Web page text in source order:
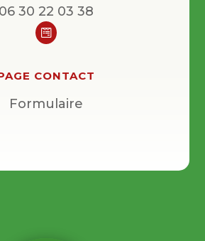
06 30 22 03 38

CONTACT
Formulaire